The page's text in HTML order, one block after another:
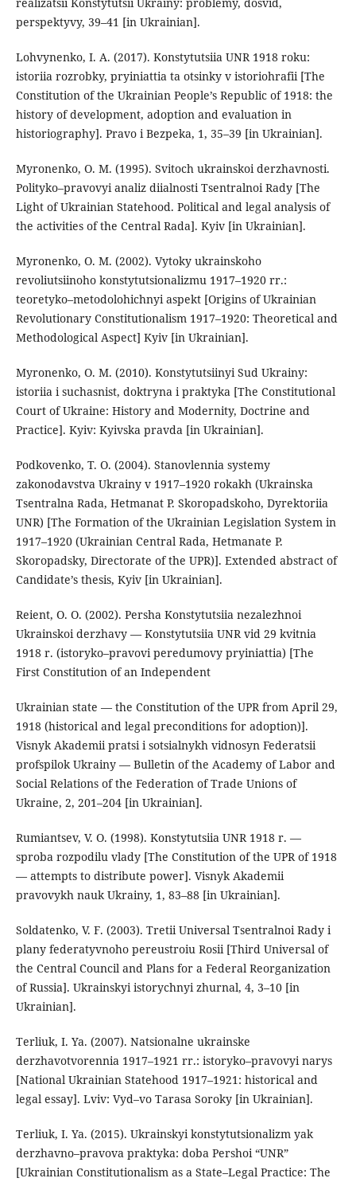
perspektyvy, 39–41 [in Ukrainian].
Lohvynenko, I. A. (2017). Konstytutsiia UNR 1918 roku:
istoriia rozrobky, pryiniattia ta otsinky v istoriohrafii [The
Constitution of the Ukrainian People’s Republic of 1918: the
history of development, adoption and evaluation in
historiography]. Pravo i Bezpeka, 1, 35–39 [in Ukrainian].
Myronenko, O. M. (1995). Svitoch ukrainskoi derzhavnosti.
Polityko–pravovyi analiz diialnosti Tsentralnoi Rady [The
Light of Ukrainian Statehood. Political and legal analysis of
the activities of the Central Rada]. Kyiv [in Ukrainian].
Myronenko, O. M. (2002). Vytoky ukrainskoho
revoliutsiinoho konstytutsionalizmu 1917–1920 rr.:
teoretyko–metodolohichnyi aspekt [Origins of Ukrainian
Revolutionary Constitutionalism 1917–1920: Theoretical and
Methodological Aspect] Kyiv [in Ukrainian].
Myronenko, O. M. (2010). Konstytutsiinyi Sud Ukrainy:
istoriia i suchasnist, doktryna i praktyka [The Constitutional
Court of Ukraine: History and Modernity, Doctrine and
Practice]. Kyiv: Kyivska pravda [in Ukrainian].
Podkovenko, T. O. (2004). Stanovlennia systemy
zakonodavstva Ukrainy v 1917–1920 rokakh (Ukrainska
Tsentralna Rada, Hetmanat P. Skoropadskoho, Dyrektoriia
UNR) [The Formation of the Ukrainian Legislation System in
1917–1920 (Ukrainian Central Rada, Hetmanate P.
Skoropadsky, Directorate of the UPR)]. Extended abstract of
Candidate’s thesis, Kyiv [in Ukrainian].
Reient, O. O. (2002). Persha Konstytutsiia nezalezhnoi
Ukrainskoi derzhavy — Konstytutsiia UNR vid 29 kvitnia
1918 r. (istoryko–pravovi peredumovy pryiniattia) [The
First Constitution of an Independent
Ukrainian state — the Constitution of the UPR from April 29,
1918 (historical and legal preconditions for adoption)].
Visnyk Akademii pratsi i sotsialnykh vidnosyn Federatsii
profspilok Ukrainy — Bulletin of the Academy of Labor and
Social Relations of the Federation of Trade Unions of
Ukraine, 2, 201–204 [in Ukrainian].
Rumiantsev, V. O. (1998). Konstytutsiia UNR 1918 r. —
sproba rozpodilu vlady [The Constitution of the UPR of 1918
— attempts to distribute power]. Visnyk Akademii
pravovykh nauk Ukrainy, 1, 83–88 [in Ukrainian].
Soldatenko, V. F. (2003). Tretii Universal Tsentralnoi Rady i
plany federatyvnoho pereustroiu Rosii [Third Universal of
the Central Council and Plans for a Federal Reorganization
of Russia]. Ukrainskyi istorychnyi zhurnal, 4, 3–10 [in
Ukrainian].
Terliuk, I. Ya. (2007). Natsionalne ukrainske
derzhavotvorennia 1917–1921 rr.: istoryko–pravovyi narys
[National Ukrainian Statehood 1917–1921: historical and
legal essay]. Lviv: Vyd–vo Tarasa Soroky [in Ukrainian].
Terliuk, I. Ya. (2015). Ukrainskyi konstytutsionalizm yak
derzhavno–pravova praktyka: doba Pershoi “UNR”
[Ukrainian Constitutionalism as a State–Legal Practice: The